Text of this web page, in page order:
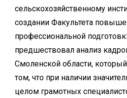
сельскохозяйственному
создании Факультета
профессиональной
предшествовал анализ
Смоленской области,
том, что при наличии
целом грамотных